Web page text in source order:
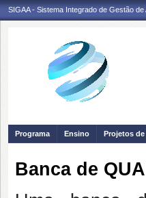
SIGAA - Sistema Integrado de Gestão de
Programa Ensino Projetos
Banca de